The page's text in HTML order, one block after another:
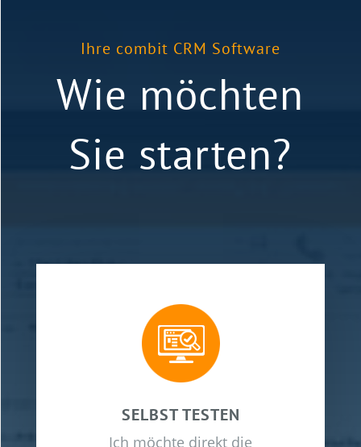
Ihre combit CRM Software
Wie möchten
Sie starten?
SELBST TESTEN
Ich möchte direkt die